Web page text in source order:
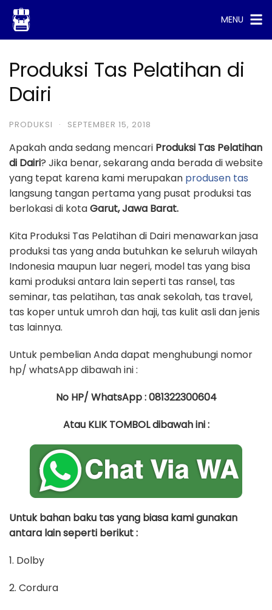
Skip
content
MENU
Produksi Tas Pelatihan di
Dairi
PRODUKSI · SEPTEMBER 15, 2018
Apakah anda sedang mencari Produksi Tas Pelatihan
di Dairi? Jika benar, sekarang anda berada di website
yang tepat karena kami merupakan produsen tas
langsung tangan pertama yang pusat produksi tas
berlokasi di kotaGarut, Jawa Barat.
Kita Produksi Tas Pelatihan di Dairi menawarkan jasa
produksi tas yang anda butuhkan ke seluruh wilayah
Indonesia maupun luar negeri, model tas yang bisa
kami produksi antara lain seperti tas ransel, tas
seminar, tas pelatihan, tas anak sekolah, tas travel,
tas koper untuk umroh dan haji, tas kulit asli dan jenis
tas lainnya.
Untuk pembelian Anda dapat menghubungi nomor
hp/ whatsApp dibawah ini :
No HP/ WhatsApp : 081322300604
Atau KLIK TOMBOL dibawah ini :
Untuk bahan baku tas yang biasa kami gunakan
antara lain seperti berikut :
1. Dolby
2. Cordura